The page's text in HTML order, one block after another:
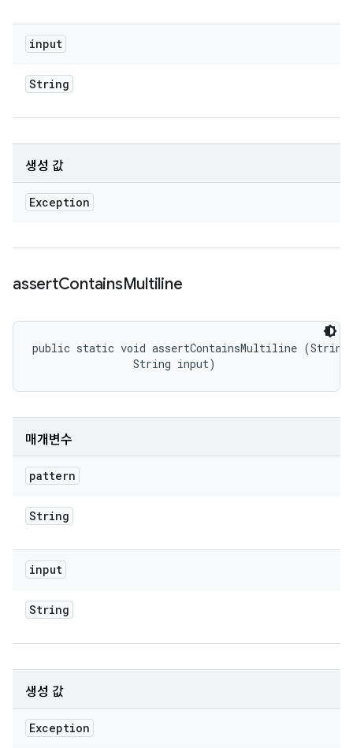
input
String
생성 값
Exception
assertContainsMultiline
public static void assertContainsMultiline
                String input)
매개변수
pattern
String
input
String
생성 값
Exception